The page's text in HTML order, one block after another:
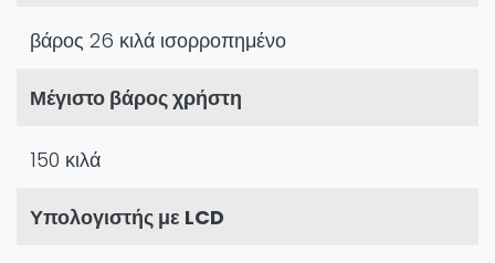
βάρος 26 κιλά ισορροπημένο
Μέγιστο βάρος χρήστη
150 κιλά
Υπολογιστής με LCD